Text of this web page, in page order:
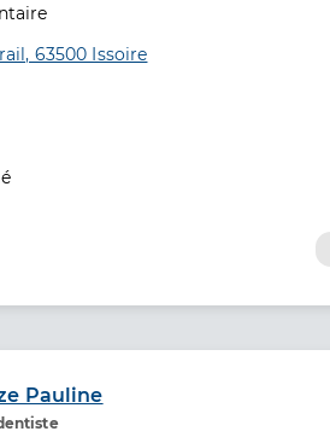
63500 Issoire
Paulinede santé